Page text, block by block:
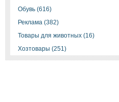
Обувь (616)
Реклама (382)
Товары для животных (16)
Хозтовары (251)